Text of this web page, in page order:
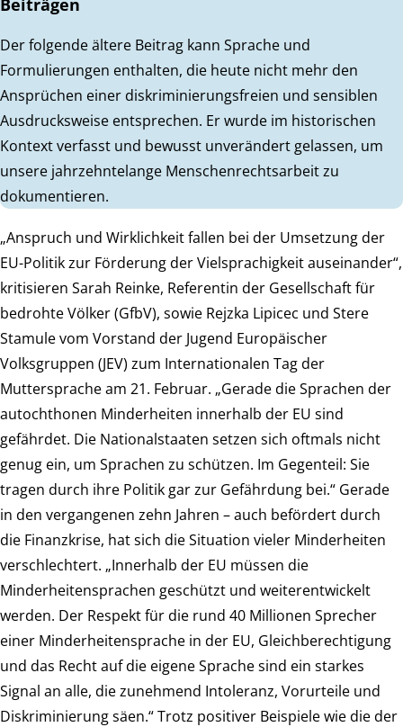
Beiträgen
Der folgende ältere Beitrag kann Sprache und
Formulierungen enthalten, die heute nicht mehr den
Ansprüchen einer diskriminierungsfreien und sensiblen
Ausdrucksweise entsprechen. Er wurde im historischen
Kontext verfasst und bewusst unverändert gelassen, um
unsere jahrzehntelange Menschenrechtsarbeit zu
dokumentieren.
„Anspruch und Wirklichkeit fallen bei der Umsetzung der
EU-Politik zur Förderung der Vielsprachigkeit auseinander“,
kritisieren Sarah Reinke, Referentin der Gesellschaft für
bedrohte Völker (GfbV), sowie Rejzka Lipicec und Stere
Stamule vom Vorstand der Jugend Europäischer
Volksgruppen (JEV) zum Internationalen Tag der
Muttersprache am 21. Februar. „Gerade die Sprachen der
autochthonen Minderheiten innerhalb der EU sind
gefährdet. Die Nationalstaaten setzen sich oftmals nicht
genug ein, um Sprachen zu schützen. Im Gegenteil: Sie
tragen durch ihre Politik gar zur Gefährdung bei.“ Gerade
in den vergangenen zehn Jahren – auch befördert durch
die Finanzkrise, hat sich die Situation vieler Minderheiten
verschlechtert. „Innerhalb der EU müssen die
Minderheitensprachen geschützt und weiterentwickelt
werden. Der Respekt für die rund 40 Millionen Sprecher
einer Minderheitensprache in der EU, Gleichberechtigung
und das Recht auf die eigene Sprache sind ein starkes
Signal an alle, die zunehmend Intoleranz, Vorurteile und
Diskriminierung säen.“ Trotz positiver Beispiele wie die der